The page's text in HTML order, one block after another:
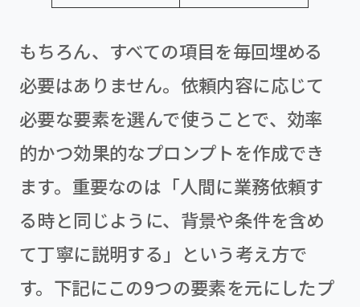
もちろん、すべての項目を毎回埋める
必要はありません。依頼内容に応じて
必要な要素を選んで使うことで、効率
的かつ効果的なプロンプトを作成でき
ます。重要なのは「人間に業務依頼す
る時と同じように、背景や条件を含め
て丁寧に説明する」という考え方で
す。下記にこの9つの要素を元にしたプ